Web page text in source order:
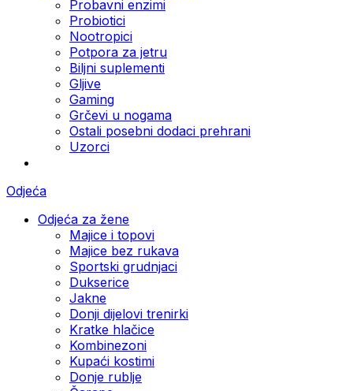
Probavni enzimi
Probiotici
Nootropici
Potpora za jetru
Biljni suplementi
Gljive
Gaming
Grčevi u nogama
Ostali posebni dodaci prehrani
Uzorci
Odjeća
Odjeća za žene
Majice i topovi
Majice bez rukava
Sportski grudnjaci
Dukserice
Jakne
Donji dijelovi trenirki
Kratke hlačice
Kombinezoni
Kupaći kostimi
Donje rublje